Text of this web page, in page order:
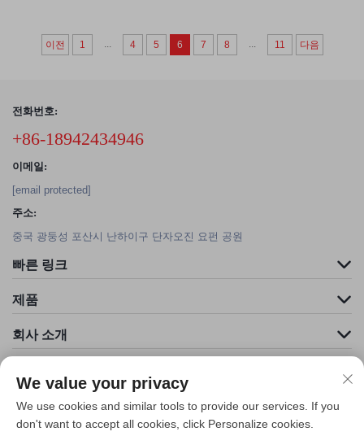
이전 1 ... 4 5 6 7 8 ... 11 다음
전화번호:
+86-18942434946
이메일:
[email protected]
주소:
중국 광둥성 포산시 난하이구 단자오진 요펀 공원
빠른 링크
제품
회사 소개
We value your privacy
We use cookies and similar tools to provide our services. If you
don't want to accept all cookies, click Personalize cookies.